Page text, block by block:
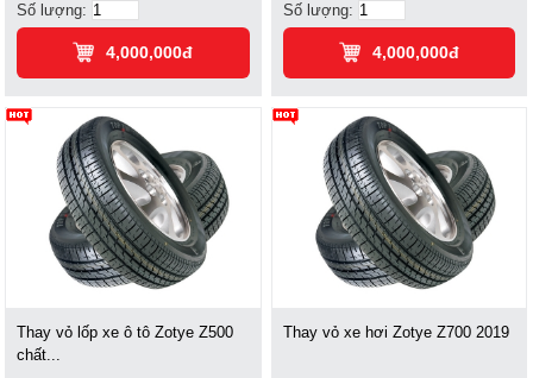
Số lượng:
4,000,000đ
Số lượng:
4,000,000đ
Thay vỏ lốp xe ô tô Zotye Z500
chất...
Thay vỏ xe hơi Zotye Z700 2019